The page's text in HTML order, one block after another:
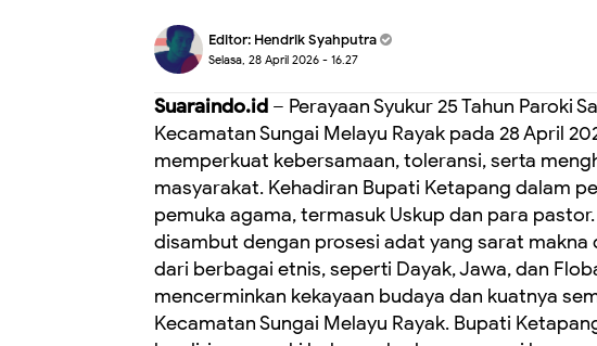
Editor: Hendrik Syahputra
Selasa, 28 April 2026 - 16.27
Suaraindo.id – Perayaan Syukur 25 Tahun Paroki
Kecamatan Sungai Melayu Rayak pada 28 April
memperkuat kebersamaan, toleransi, serta
masyarakat. Kehadiran Bupati Ketapang dalam
pemuka agama, termasuk Uskup dan para
disambut dengan prosesi adat yang sarat
dari berbagai etnis, seperti Dayak, Jawa, dan
mencerminkan kekayaan budaya dan kuatnya
Kecamatan Sungai Melayu Rayak. Bupati